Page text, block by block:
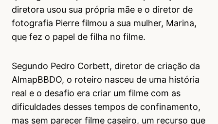
diretora usou sua própria mãe e o diretor de
fotografia Pierre filmou a sua mulher, Marina,
que fez o papel de filha no filme.
Segundo Pedro Corbett, diretor de criação da
AlmapBBDO, o roteiro nasceu de uma história
real e o desafio era criar um filme com as
dificuldades desses tempos de confinamento,
mas sem parecer filme caseiro, um recurso que